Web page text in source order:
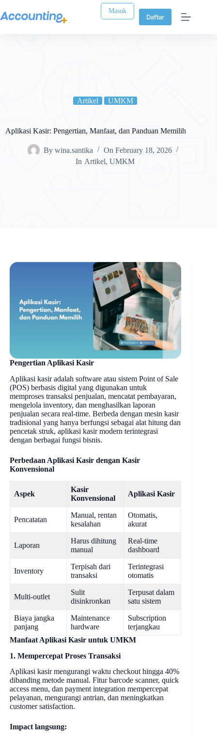
Masuk
Daftar
Artikel UMKM
Aplikasi Kasir: Pengertian, Manfaat, dan Panduan Memilih
By wina.santika On February 18, 2026
In Artikel, UMKM
Pengertian Aplikasi Kasir
Aplikasi kasir adalah software atau sistem Point of Sale
(POS) berbasis digital yang digunakan untuk
memproses transaksi penjualan, mencatat pembayaran,
mengelola inventory, dan menghasilkan laporan
penjualan secara real-time. Berbeda dengan mesin kasir
tradisional yang hanya berfungsi sebagai alat hitung dan
pencetak struk, aplikasi kasir modern terintegrasi
dengan berbagai fungsi bisnis.
Perbedaan Aplikasi Kasir dengan Kasir
Konvensional
Aspek
Kasir
Konvensional
Aplikasi Kasir
Pencatatan
Manual, rentan
kesalahan
Otomatis,
akurat
Laporan
Harus dihitung
manual
Real-time
dashboard
Inventory
Terpisah dari
transaksi
Terintegrasi
otomatis
Multi-outlet
Sulit
disinkronkan
Terpusat dalam
satu sistem
Biaya jangka
panjang
Maintenance
hardware
Subscription
terjangkau
Manfaat Aplikasi Kasir untuk UMKM
1. Mempercepat Proses Transaksi
Aplikasi kasir mengurangi waktu checkout hingga 40%
dibanding metode manual. Fitur barcode scanner, quick
access menu, dan payment integration mempercepat
pelayanan, mengurangi antrian, dan meningkatkan
customer satisfaction.
Impact langsung: